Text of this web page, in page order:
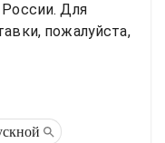
Для
пожалуйста,